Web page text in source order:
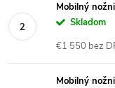
Mobilný
Skladom
€1 550 bez
Mobilný